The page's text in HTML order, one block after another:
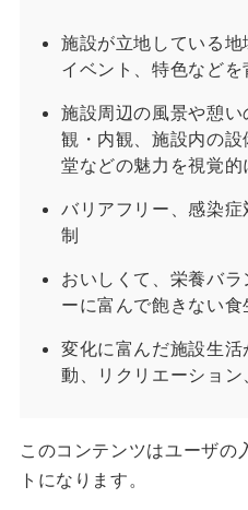
施設が立地している
イベント、特色など
施設周辺の風景や憩
観・内観、施設内の
堂などの魅力を視覚
バリアフリー、感染
制
おいしくて、栄養バ
ーに富んで飽きない
変化に富んだ施設生
動、リクリエーショ
このコンテンツはユーザの
トになります。